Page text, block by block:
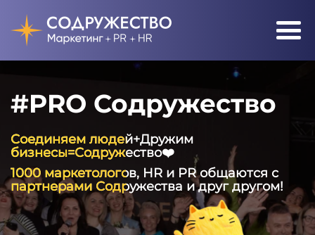
#PRO Содружество
Соединяем людей+Дружим
бизнесы=Содружество❤️
1000 маркетологов, HR и PR общаются с
партнерами Содружества и друг другом!